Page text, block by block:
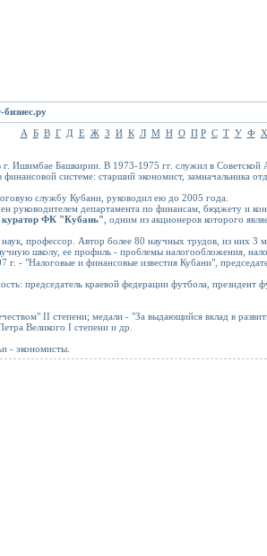
А Б В Г Д Е Ж З И К Л М Н О П Р С Т У Ф Х
г. Ишимбае Башкирии. В 1973-1975 гг. служил в
системе: старший экономист, замначальника
службу Кубани, руководил ею до 2005 года.
руководителем департамента по финансам, бюджету и
куратор ФК "Кубань" , одним из акционеров которого
профессор. Автор более 80 научных трудов, из них 3
школу, ее профиль - проблемы налогообложения,
г. - "Налоговые и финансовые известия Кубани",
председатель краевой федерации футбола,
II степени; медали - "За выдающийся вклад в
Великого I степени и др.
- экономисты.